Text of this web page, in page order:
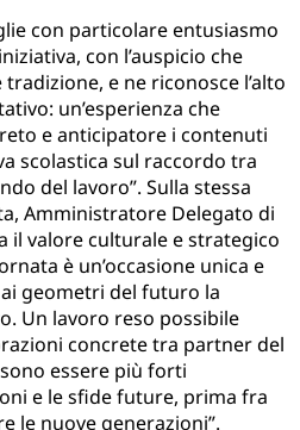
con particolare entusiasmo
con l’auspicio che
e ne riconosce l’alto
un’esperienza che
e anticipatore i contenuti
scolastica sul raccordo tra
del lavoro”. Sulla stessa
Amministratore Delegato di
il valore culturale e strategico
è un’occasione unica e
geometri del futuro la
Un lavoro reso possibile
concrete tra partner del
essere più forti
e le sfide future, prima fra
le nuove generazioni”.